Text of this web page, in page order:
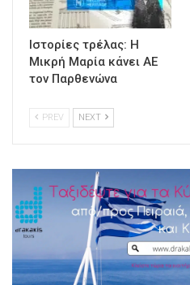
Ιστορίες τρέλας: Η
Μικρή Μαρία κάνει ΑΕ
τον Παρθενώνα
PREV NEXT